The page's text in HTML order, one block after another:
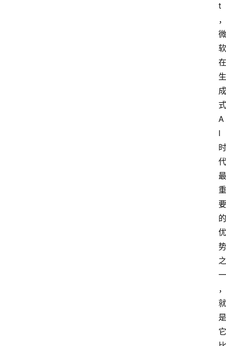
t
，
微
软
在
生
成
式
A
I
时
代
最
重
要
的
优
势
之
一
，
就
是
它